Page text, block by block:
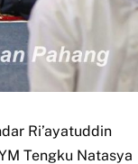
Ri’ayatuddin
Tengku Natasya